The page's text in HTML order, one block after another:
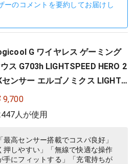
ーのコメントを要約してお届けし
G ワイヤレス ゲーミング
ス G703h LIGHTSPEED HERO 2
センサー エルゴノミクス LIGHTS
RGB POWERPLAY 無線 充電 対
ゲーミング マウス 充電式 無線 P
正規品 【 ファイナルファンタジ
XIV 推奨モデル 】
9,700
人が使用
最高センサー搭載でコスパ良好」
押しやすい」「無線で快適な操作
手にフィットする」「充電持ちが